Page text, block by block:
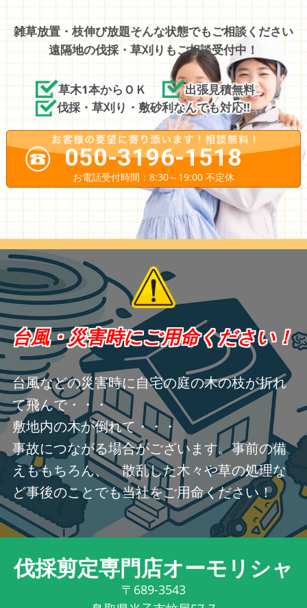
雑草放置・枝伸び放題そんな状態でもご相談ください
遠隔地の伐採・草刈りもご相談受付中！
草木1本からＯＫ
出張見積無料
伐採・草刈り・敷砂利なんでも対応!!
050-3196-1518
お電話受付時間：8:30～19:00 不定休
台風・災害時にご用命ください！
台風などの災害時に自宅の庭の木の枝が折れ
て飛んで・・・
敷地内の木が倒れて・・・
事故につながる場合がございます。事前の備
えももちろん、 散乱した木々や草の処理な
ど事後のことでも当社をご用命ください！
伐採剪定専門店オーモリシャ
〒689-3543